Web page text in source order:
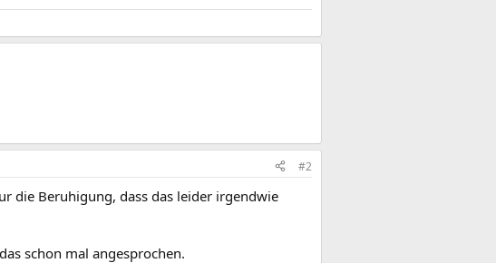
#2
die Beruhigung, dass das leider irgendwie
schon mal angesprochen.